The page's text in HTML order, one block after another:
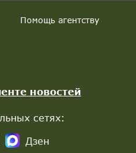
Помощь агентству
новостей
сетях:
Дзен